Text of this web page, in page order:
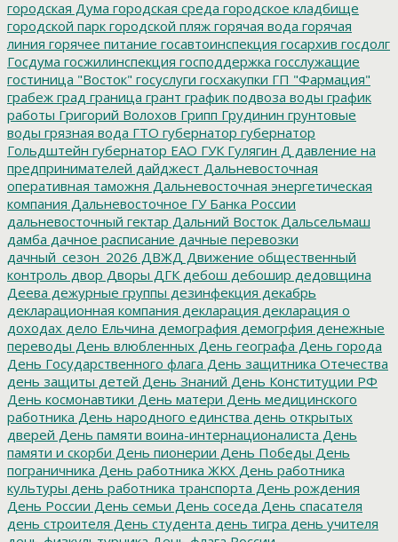
городская Дума городская среда городское кладбище
городской парк городской пляж горячая вода горячая
линия горячее питание госавтоинспекция госархив госдолг
Госдума госжилинспекция господдержка госслужащие
гостиница "Восток" госуслуги госхакупки ГП "Фармация"
грабеж град граница грант график подвоза воды график
работы Григорий Волохов Грипп Грудинин грунтовые
воды грязная вода ГТО губернатор губернатор
Гольдштейн губернатор ЕАО ГУК Гулягин Д давление на
предпринимателей дайджест Дальневосточная
оперативная таможня Дальневосточная энергетическая
компания Дальневосточное ГУ Банка России
дальневосточный гектар Дальний Восток Дальсельмаш
дамба дачное расписание дачные перевозки
дачный_сезон_2026 ДВЖД Движение общественный
контроль двор Дворы ДГК дебош дебошир дедовщина
Деева дежурные группы дезинфекция декабрь
декларационная компания декларация декларация о
доходах дело Ельчина демография демогрфия денежные
переводы День влюбленных День географа День города
День Государственного флага День защитника Отечества
день защиты детей День Знаний День Конституции РФ
День космонавтики День матери День медицинского
работника День народного единства день открытых
дверей День памяти воина-интернационалиста День
памяти и скорби День пионерии День Победы День
пограничника День работника ЖКХ День работника
культуры день работника транспорта День рождения
День России День семьи День соседа День спасателя
день строителя День студента день тигра день учителя